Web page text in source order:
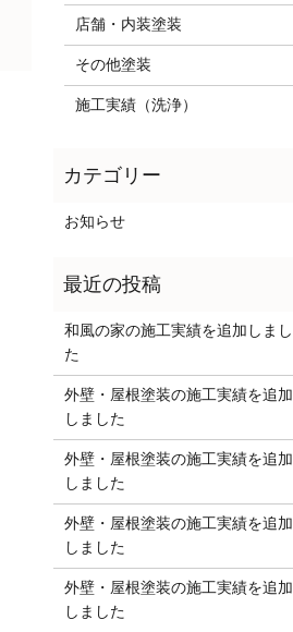
店舗・内装塗装
その他塗装
施工実績（洗浄）
お知らせ
和風の家の施工実績を追加しまし
た
外壁・屋根塗装の施工実績を追加
しました
外壁・屋根塗装の施工実績を追加
しました
外壁・屋根塗装の施工実績を追加
しました
外壁・屋根塗装の施工実績を追加
しました